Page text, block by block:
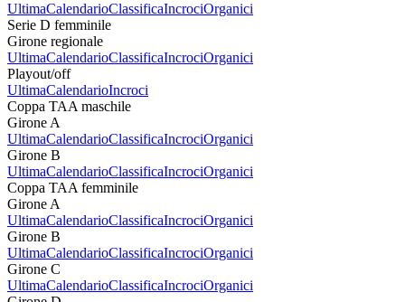
UltimaCalendarioClassificaIncrociOrganici
Serie D femminile
Girone regionale
UltimaCalendarioClassificaIncrociOrganici
Playout/off
UltimaCalendarioIncroci
Coppa TAA maschile
Girone A
UltimaCalendarioClassificaIncrociOrganici
Girone B
UltimaCalendarioClassificaIncrociOrganici
Coppa TAA femminile
Girone A
UltimaCalendarioClassificaIncrociOrganici
Girone B
UltimaCalendarioClassificaIncrociOrganici
Girone C
UltimaCalendarioClassificaIncrociOrganici